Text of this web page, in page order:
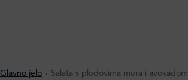
Glavno jelo Salata s plodovima mora i avokadom